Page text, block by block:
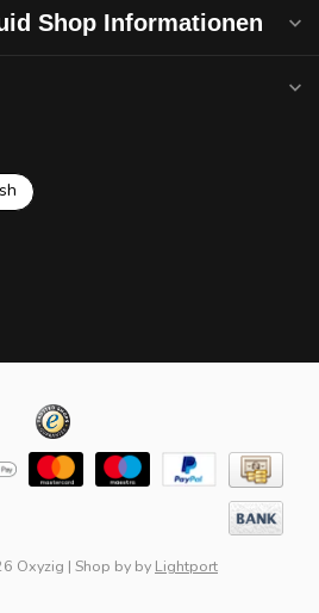
Shop Informationen
Oxyzig | Shop by by Lightport